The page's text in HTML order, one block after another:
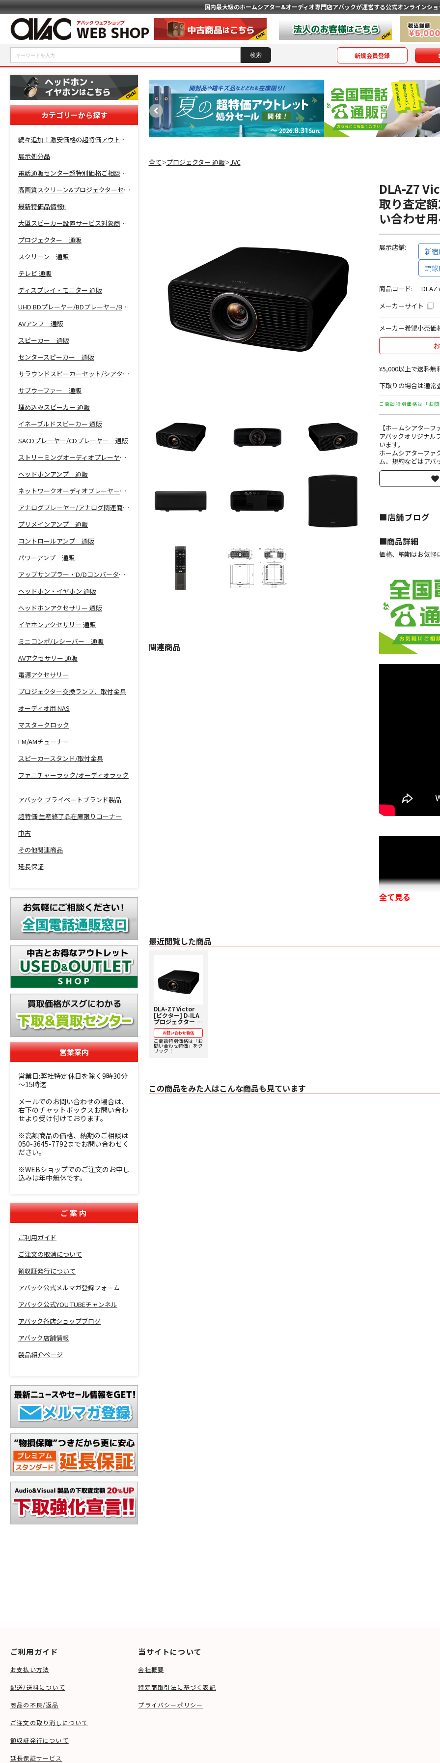
国内最大級のホームシアター&オーディオ専門店アバックが運営する公式オンラインショ
新規会員登録
カテゴリーから探す
続々追加！激安価格の超特価アウトレットセール開催！
展示処分品
電話通販センター超特別価格ご相談コーナー！
高画質スクリーン&プロジェクターセット超特価！
最新特価品情報!!
大型スピーカー設置サービス対象商品！
プロジェクター 通販
スクリーン 通販
テレビ 通販
ディスプレイ・モニター 通販
UHD BDプレーヤー/BDプレーヤー/BDレコーダー 通販
AVアンプ 通販
スピーカー 通販
センタースピーカー 通販
サラウンドスピーカーセット/シアターバー 通販
サブウーファー 通販
埋め込みスピーカー 通販
イネーブルドスピーカー 通販
SACDプレーヤー/CDプレーヤー 通販
ストリーミングオーディオプレーヤー 通販
ヘッドホンアンプ 通販
ネットワークオーディオプレーヤー 通販
アナログプレーヤー/アナログ関連商品 通販
プリメインアンプ 通販
コントロールアンプ 通販
パワーアンプ 通販
アップサンプラー・D/Dコンバーター 通販
ヘッドホン・イヤホン 通販
ヘッドホンアクセサリー 通販
イヤホンアクセサリー 通販
ミニコンポ/レシーバー 通販
AVアクセサリー 通販
電源アクセサリー
プロジェクター交換ランプ、取付金具
オーディオ用 NAS
マスタークロック
FM/AMチューナー
スピーカースタンド/取付金具
ファニチャーラック/オーディオラック
アバック プライベートブランド製品
超特価!生産終了品在庫限りコーナー
中古
その他関連商品
延長保証
営業案内
営業日:弊社特定休日を除く9時30分
～15時迄
メールでのお問い合わせの場合は、
右下のチャットボックスお問い合わ
せより受け付けております。
※高額商品の価格、納期のご相談は
050-3645-7792までお問い合わせく
ださい。
※WEBショップでのご注文のお申し
込みは年中無休です。
ご案内
ご利用ガイド
ご注文の取消について
領収証発行について
アバック公式メルマガ登録フォーム
アバック公式YOU TUBEチャンネル
アバック各店ショップブログ
アバック店舗情報
製品紹介ページ
全て＞プロジェクター 通販＞JVC
関連商品
DLA-Z7
取り査定
い合わせ用
展示店舗: 新
琉
商品コード:
メーカーサイト
メーカー希望小売価
¥5,000以上で送料無
下取りの場合は通常
ご商談特別価格は「お
【ホームシアターフ
アバックオリジナル
います。
ホームシアターファ
ム、規約などはアバ
■店舗ブログ
■︎商品詳細
価格、納期はお気軽
全て見る
最近閲覧した商品
DLA-Z7 Victor
[ビクター] D-ILA
プロジェクター 下
取り査定額20%ア
ップ実施中！ 【価
格、納期お問い合
わせ用ページ】
お問い合わせ特価
ご商談特別価格は「お
問い合わせ特価」をク
リック！
この商品をみた人はこんな商品も見ています
ご利用ガイド
お支払い方法
配送/送料について
商品の不良/返品
ご注文の取り消しについて
領収証発行について
延長保証サービス
当サイトについて
会社概要
特定商取引法に基づく表記
プライバシーポリシー